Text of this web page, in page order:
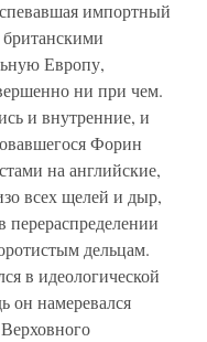
импортный
Европу,
ни при чем.
и внутренние, и
Форин
на английские,
всех щелей и дыр,
перераспределении
дельцам.
в идеологической
он намеревался